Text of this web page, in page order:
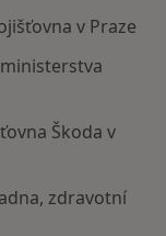
v Praze
Škoda v
zdravotní